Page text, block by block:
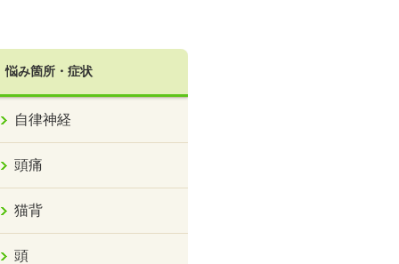
悩み箇所・症状
自律神経
頭痛
猫背
頭